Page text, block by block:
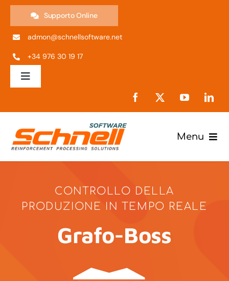
Skip
content
Supporto Online
admon@schnellsoftware.net
+34 976 30 19 17
Toggle
EN
PT
Menu
Prodotti
Impresa
Supporto
CONTROLLO DELLA
PRODUZIONE IN TEMPO REALE
Grafo-Boss